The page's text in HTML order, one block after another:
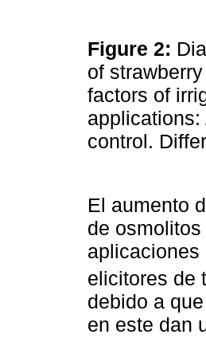
Figure 2:
of
factors of
control.
El aumento
de
elicitores de
debido a
en este dan